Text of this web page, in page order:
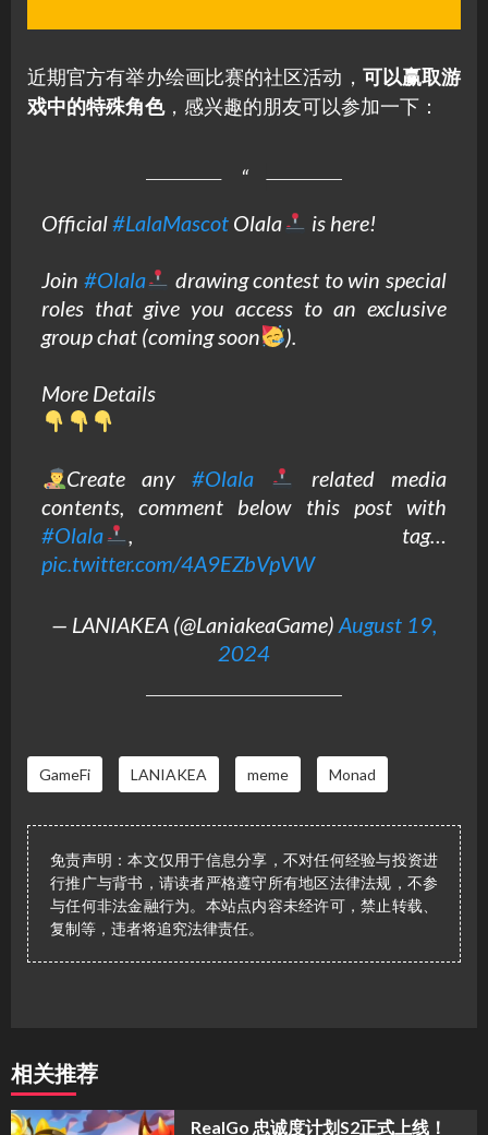
近期官方有举办绘画比赛的社区活动， 可以赢取游
戏中的特殊角色，感兴趣的朋友可以参加一下：
Official#LalaMascot Olala is here!
Join #Olala
drawing contest to win special
roles that give you access to an exclusive
group chat (coming soon
).
More Details
Create any#Olala
related media
contents, comment below this post with
#Olala
, tag…
pic.twitter.com/4A9EZbVpVW
— LANIAKEA (@LaniakeaGame) August 19,
2024
GameFi LANIAKEA meme Monad
免责声明：本文仅用于信息分享，不对任何经验与投资进
行推广与背书，请读者严格遵守所有地区法律法规，不参
与任何非法金融行为。本站点内容未经许可，禁止转载、
复制等，违者将追究法律责任。
相关推荐
​RealGo 忠诚度计划S2正式上线！